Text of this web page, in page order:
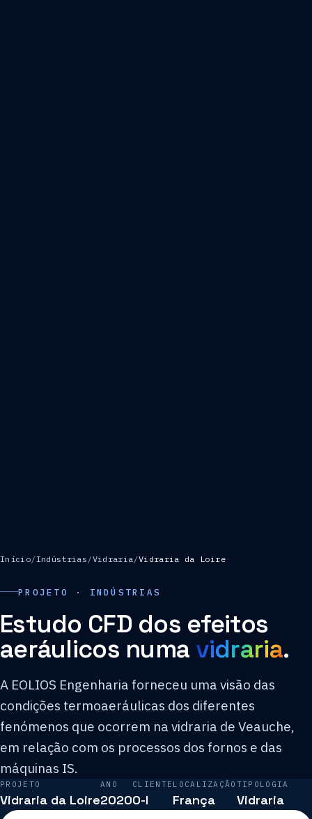
Início/Indústrias /Vidraria /Vidraria da Loire
PROJETO · INDÚSTRIAS
Estudo CFD dos efeitos
aeráulicos numa vidraria.
A EOLIOS Engenharia forneceu uma visão das
condições termoaeráulicas dos diferentes
fenómenos que ocorrem na vidraria de Veauche,
em relação com os processos dos fornos e das
máquinas IS.
PROJETO
Vidraria da Loire
ANO
2020
CLIENTE
O-I
LOCALIZAÇÃO
França
TIPOLOGIA
Vidraria